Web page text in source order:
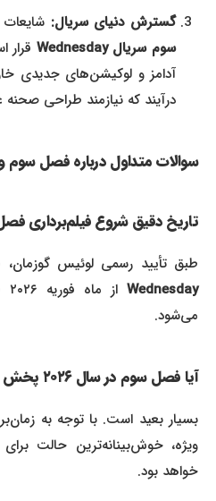
گسترش دنیای سریال:شایعات
سوم سریال Wednesday
قرار
آدامز و لوکیشن‌های جدیدی
درآیند که نیازمند طراحی صحنه
سوالات متداول درباره فصل سوم
تاریخ دقیق شروع فیلم‌برداری
طبق تأیید رسمی لوئیس گوزمان،
Wednesday
از
می‌شود.
آیا فصل سوم در سال ۲۰۲۶ پخش می‌شود؟
بسیار بعید است. با توجه به زمان‌بر
خواهد بود.